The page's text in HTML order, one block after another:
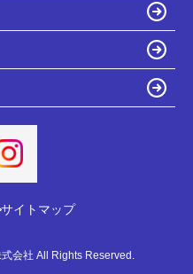
サイトマップ
会社 All Rights Reserved.